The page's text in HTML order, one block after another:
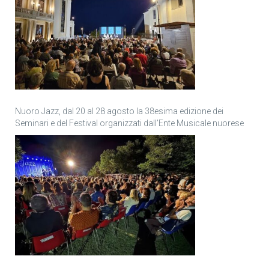
Nuoro Jazz, dal 20 al 28 agosto la 38esima edizione dei
Seminari e del Festival organizzati dall’Ente Musicale nuorese